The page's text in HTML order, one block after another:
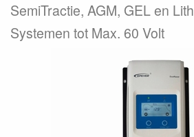
SemiTractie, AGM, GEL en
Systemen tot Max. 60 Volt